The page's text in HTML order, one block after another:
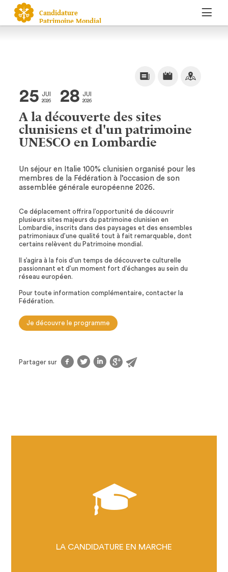
Candidature
Patrimoine Mondial
25 JUI
2026 28 JUI
2026
A la découverte des sites
clunisiens et d'un patrimoine
UNESCO en Lombardie
Un séjour en Italie 100% clunisien organisé pour les
membres de la Fédération à l’occasion de son
assemblée générale européenne 2026.
Ce déplacement offrira l’opportunité de découvrir
plusieurs sites majeurs du patrimoine clunisien en
Lombardie, inscrits dans des paysages et des ensembles
patrimoniaux d’une qualité tout à fait remarquable, dont
certains relèvent du Patrimoine mondial.
Il s’agira à la fois d’un temps de découverte culturelle
passionnant et d’un moment fort d’échanges au sein du
réseau européen.
Pour toute information complémentaire, contacter la
Fédération.
Je découvre le programme
Partager sur ftlg@
LA CANDIDATURE EN MARCHE
LES LISTES INDICATIVES
NATIONALES
UNE CANDIDATURE HORS
UN HÉRITAGE UNIQUE